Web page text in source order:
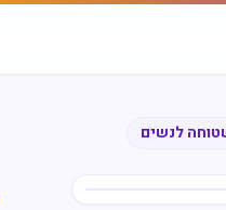
לנשים